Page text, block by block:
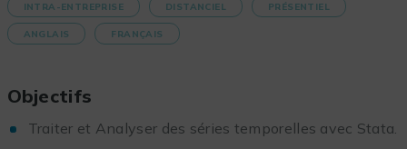
INTRA-ENTREPRISE DISTANCIEL PRÉSENTIEL
ANGLAIS FRANÇAIS
Objectifs
Traiter et Analyser des séries temporelles avec Stata.